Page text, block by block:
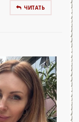
ЧИТАТЬ